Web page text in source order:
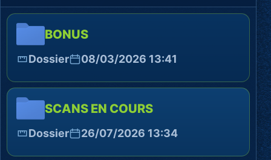
BONUS
Dossier 08/03/2026 13:41
SCANS EN COURS
Dossier 26/07/2026 13:34